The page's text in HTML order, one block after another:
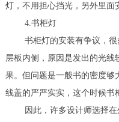
灯，不用担心挡光，另外里面
4.书柜灯
书柜灯的安装有争议，
层板内侧，原因是发出的光
果。但问题是一般书的密度够
线盖的严严实实，这个时候书
因此，许多设计师选择